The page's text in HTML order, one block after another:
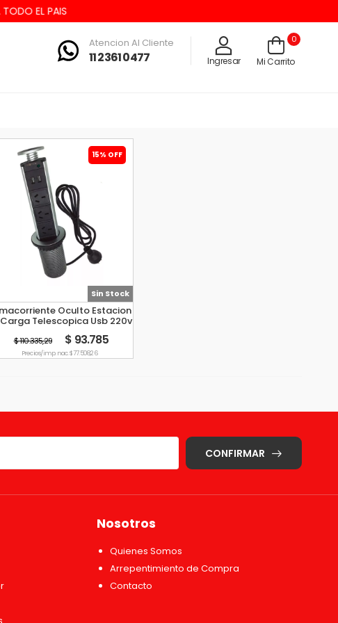
EL PAIS
Atencion Al Cliente
11 2361 0477 Ingresar
0
Mi Carrito
15% OFF
Sin Stock
Oculto Estacion
Carga Telescopica Usb 220v
Negro
$ 110.335,29 $ 93.785
Precio s/imp. nac. $ 77.508,26
CONFIRMAR
Nosotros
Quienes Somos
Arrepentimiento de Compra
Contacto